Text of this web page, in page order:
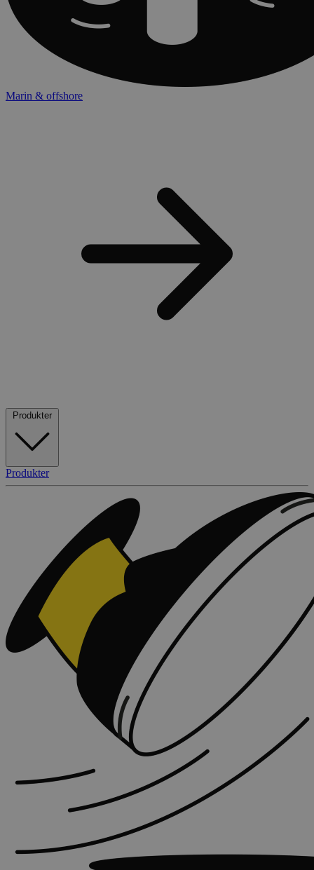
Marin & offshore
Produkter
Produkter